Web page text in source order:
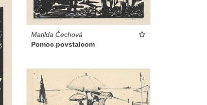
Matilda Čechová
Pomoc povstalcom